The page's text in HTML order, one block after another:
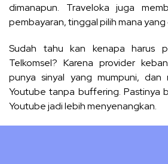
dimanapun. Traveloka juga
pembayaran, tinggal pilih mana
Sudah tahu kan kenapa harus
Telkomsel? Karena provider
punya sinyal yang mumpuni, dan
Youtube tanpa buffering. Pastinya
Youtube jadi lebih menyenangkan.